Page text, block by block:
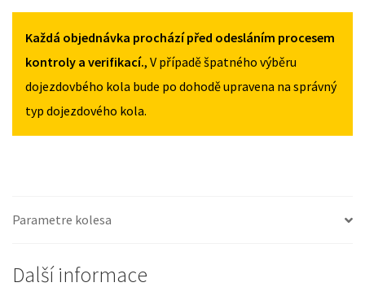
C5
2001-
135/80R16
MNOŽSTVÍ
Každá objednávka prochází před odesláním procesem
kontroly a verifikací., V případě špatného výběru
dojezdovbého kola bude po dohodě upravena na správný
typ dojezdového kola.
Parametre kolesa
Další informace